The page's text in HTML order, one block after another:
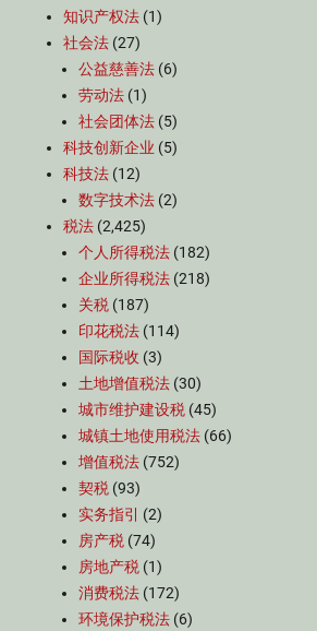
知识产权法 (1)
社会法 (27)
公益慈善法 (6)
劳动法 (1)
社会团体法 (5)
科技创新企业 (5)
科技法 (12)
数字技术法 (2)
税法 (2,425)
个人所得税法 (182)
企业所得税法 (218)
关税 (187)
印花税法 (114)
国际税收 (3)
土地增值税法 (30)
城市维护建设税 (45)
城镇土地使用税法 (66)
增值税法 (752)
契税 (93)
实务指引
(2)
房产税 (74)
房地产税 (1)
消费税法 (172)
环境保护税法 (6)